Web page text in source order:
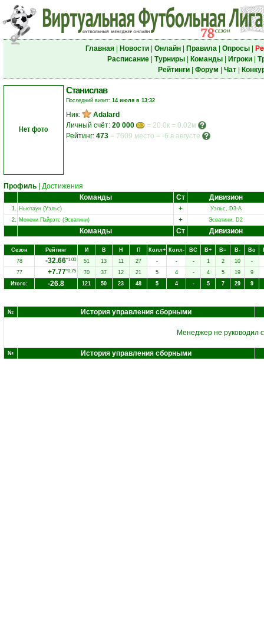
Главная| Новости| Онлайн| Правила| Опросы|
Расписание| Турниры| Команды| Игроки|
Рейтинги| Форум Чат|
Нет фото
Станислав
Последний визит: 14 июля в 13:32
Ник:
Adalard
Личный счёт: 20 000
= 20.0к = 0.02м
Рейтинг: 473 = 7609 место = -6 в августе
Профиль
Достижения
Команды
Ст Дивизион
1. Ньютаун (Уэльс) +
Уэльс, D3-A
2. Монени Пайрэтс (Эсватини) + Эсватини, D2
Команды Ст Дивизион
Сезон Рейтинг И В Н П Колл+ Колл- ВC В+ В= В- Вo
78
-32.66*1.00 51 13 11 27 - - - 1 2 10
-
77
+7.77*0.75 70 37 12 21 5 4 - 4 5 19
9
Итого:
-26.8 121 50 23 48 5 4 - 5 7 29 9
№ История управления сборными
Менеджер не руководил
№ История управления сборными